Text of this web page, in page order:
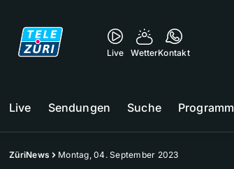
Live WetterKontakt
Live Sendungen Suche Programm
ZüriNews Montag, 04. September 2023